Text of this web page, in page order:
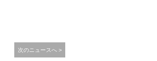
次のニュースへ >